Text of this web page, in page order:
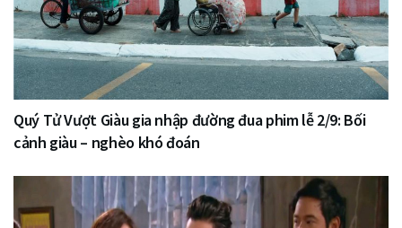
Quý Tử Vượt Giàu gia nhập đường đua phim lễ 2/9: Bối
cảnh giàu – nghèo khó đoán